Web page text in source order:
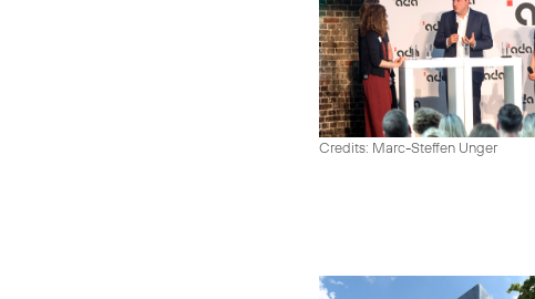
Credits: Marc-Steffen Unger